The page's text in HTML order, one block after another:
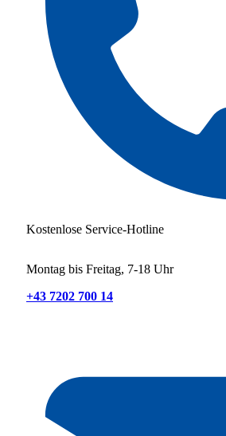
Kostenlose Service-Hotline
Montag bis Freitag, 7-18 Uhr
+43 7202 700 14